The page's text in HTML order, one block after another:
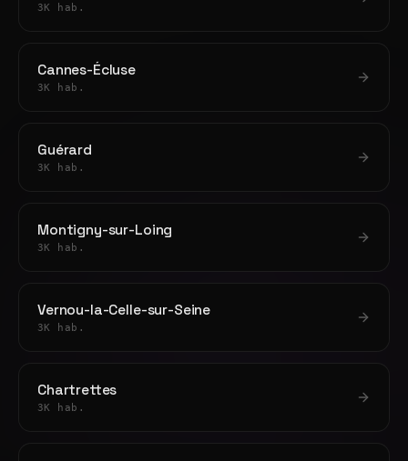
3K hab.
Cannes-Écluse
3K hab.
Guérard
3K hab.
Montigny-sur-Loing
3K hab.
Vernou-la-Celle-sur-Seine
3K hab.
Chartrettes
3K hab.